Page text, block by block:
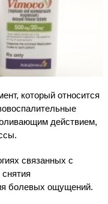
который относится
действием,
связанных с
болевых ощущений.